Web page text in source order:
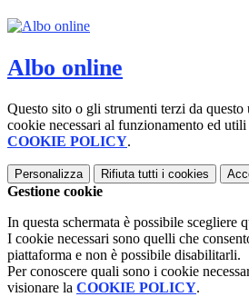
Albo online
Questo sito o gli strumenti terzi da
cookie necessari al funzionamento ed
COOKIE POLICY.
Personalizza Rifiuta tutti i cookies
Gestione cookie
In questa schermata è possibile scegliere
I cookie necessari sono quelli che
piattaforma e non è possibile disabilitarli.
Per conoscere quali sono i cookie
visionare la COOKIE POLICY.